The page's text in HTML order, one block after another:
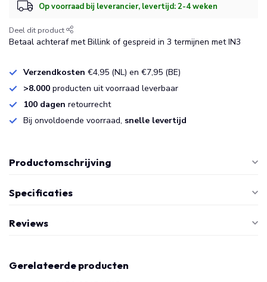
Op voorraad bij leverancier, levertijd: 2-4 weken
Deel dit product
Betaal achteraf met Billink of gespreid in 3 termijnen met IN3
Verzendkosten €4,95 (NL) en €7,95 (BE)
>8.000 producten uit voorraad leverbaar
100 dagen retourrecht
Bij onvoldoende voorraad, snelle levertijd
Productomschrijving
Specificaties
Reviews
Gerelateerde producten